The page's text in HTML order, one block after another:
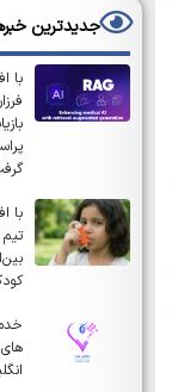
جدیدترین
با
با